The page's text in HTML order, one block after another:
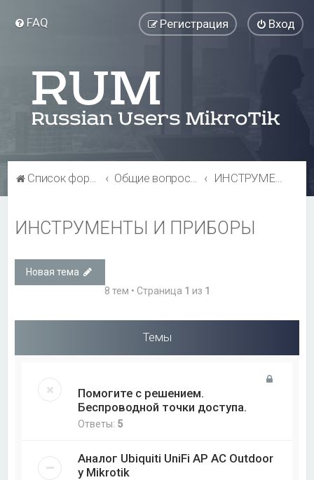
FAQ Вход
Регистрация
Список форумов Общие вопросы ИНСТРУМЕНТЫ И ПРИБОРЫ
ИНСТРУМЕНТЫ И ПРИБОРЫ
Новая тема
8 тем • Страница 1 из 1
Темы
Помогите с решением.
Беспроводной точки доступа.
Ответы: 5
Аналог Ubiquiti UniFi AP AC Outdoor
у Mikrotik